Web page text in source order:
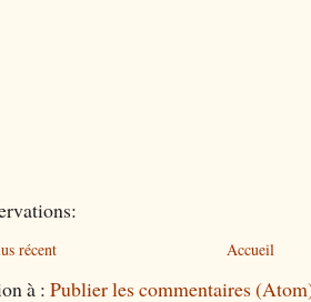
récent Accueil
à : Publier les commentaires